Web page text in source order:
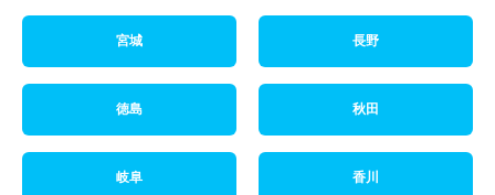
宮城 長野
徳島 秋田
岐阜 香川